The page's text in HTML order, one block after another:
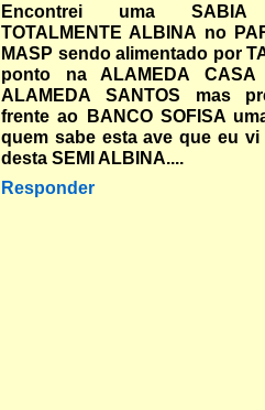
Encontrei uma SABIA
TOTALMENTE ALBINA no
MASP sendo alimentado por
ponto na ALAMEDA CASA
ALAMEDA SANTOS mas
frente ao BANCO SOFISA
quem sabe esta ave que eu
desta SEMI ALBINA....
Responder